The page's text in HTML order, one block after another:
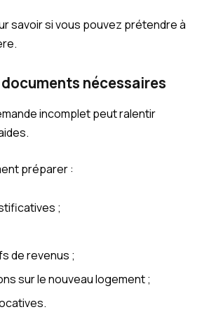
savoir si vous pouvez prétendre à
nécessaires
incomplet peut ralentir
préparer :
;
de revenus ;
sur le nouveau logement ;